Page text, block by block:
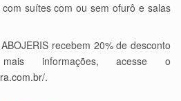
suítes com ou sem ofurô e salas
recebem 20% de desconto
informações, acesse o
.